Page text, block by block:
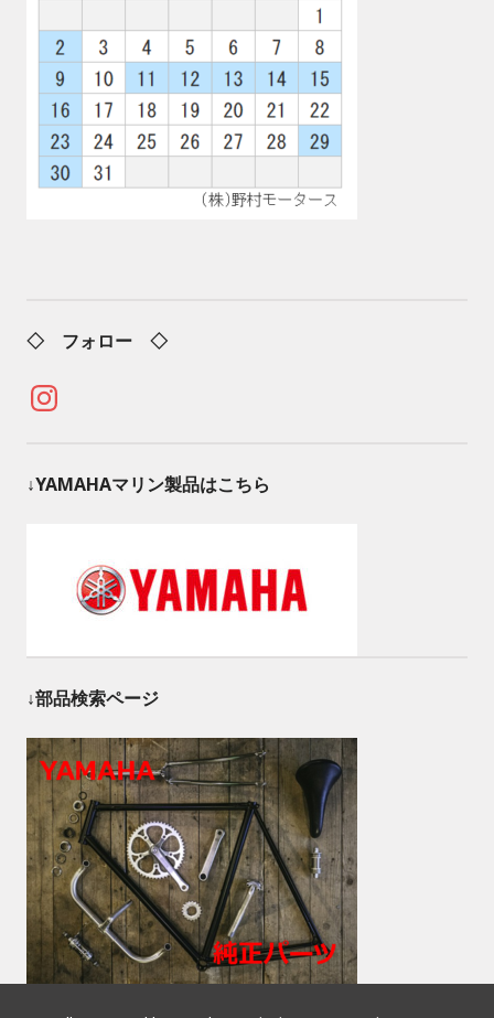
◇ フォロー ◇
Instagram
↓YAMAHAマリン製品はこちら
↓部品検索ページ